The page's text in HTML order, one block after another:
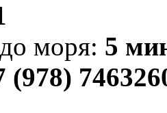
моря: 5
(978)